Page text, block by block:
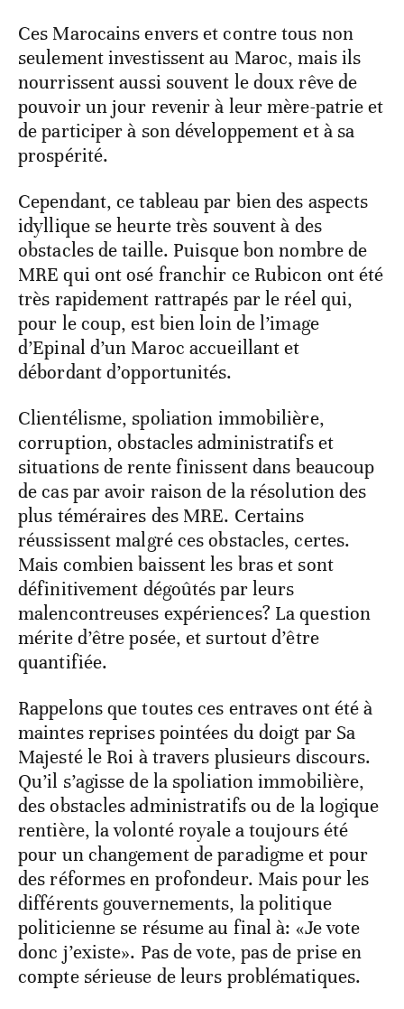
Ces Marocains envers et contre tous non
seulement investissent au Maroc, mais ils
nourrissent aussi souvent le doux rêve de
pouvoir un jour revenir à leur mère-patrie et
de participer à son développement et à sa
prospérité.
Cependant, ce tableau par bien des aspects
idyllique se heurte très souvent à des
obstacles de taille. Puisque bon nombre de
MRE qui ont osé franchir ce Rubicon ont été
très rapidement rattrapés par le réel qui,
pour le coup, est bien loin de l’image
d’Epinal d’un Maroc accueillant et
débordant d’opportunités.
Clientélisme, spoliation immobilière,
corruption, obstacles administratifs et
situations de rente finissent dans beaucoup
de cas par avoir raison de la résolution des
plus téméraires des MRE. Certains
réussissent malgré ces obstacles, certes.
Mais combien baissent les bras et sont
définitivement dégoûtés par leurs
malencontreuses expériences? La question
mérite d’être posée, et surtout d’être
quantifiée.
Rappelons que toutes ces entraves ont été à
maintes reprises pointées du doigt par Sa
Majesté le Roi à travers plusieurs discours.
Qu’il s’agisse de la spoliation immobilière,
des obstacles administratifs ou de la logique
rentière, la volonté royale a toujours été
pour un changement de paradigme et pour
des réformes en profondeur. Mais pour les
différents gouvernements, la politique
politicienne se résume au final à: «Je vote
donc j’existe». Pas de vote, pas de prise en
compte sérieuse de leurs problématiques.